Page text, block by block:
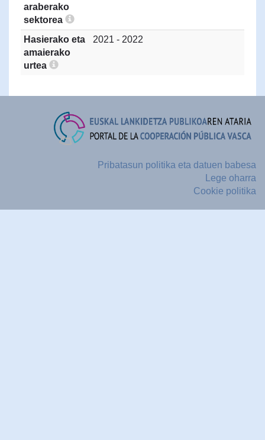
araberako
sektorea
Hasierako eta
amaierako
urtea
2021 - 2022
Pribatasun politika eta datuen babesa
Lege oharra
Cookie politika